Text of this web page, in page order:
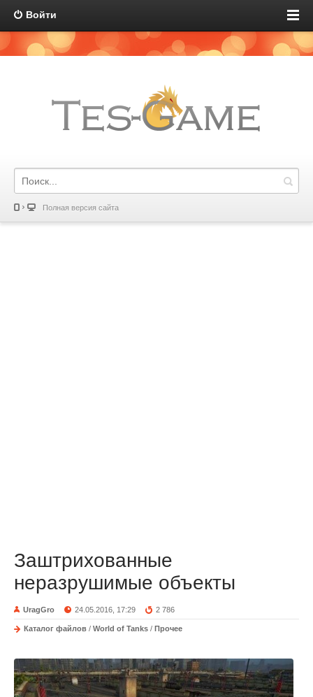
Войти
Полная версия сайта
Заштрихованные
неразрушимые объекты
UragGro 24.05.2016, 17:29 2 786
Каталог файлов / World of Tanks / Прочее